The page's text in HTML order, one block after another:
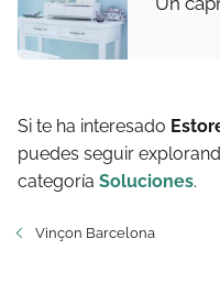
Si te ha interesado
puedes seguir
categoría Soluciones.
Vinçon Barcelona